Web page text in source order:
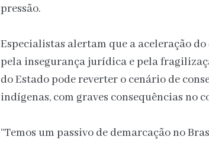
pressão.
Especialistas alertam que a aceleração
pela insegurança jurídica e pela
do Estado pode reverter o cenário de
indígenas, com graves consequências no
“Temos um passivo de demarcação no